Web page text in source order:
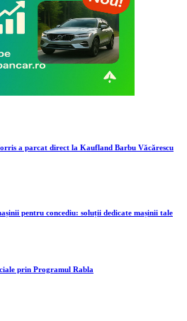
a parcat direct la Kaufland Barbu Văcărescu
pentru concediu: soluții dedicate mașinii tale
prin Programul Rabla